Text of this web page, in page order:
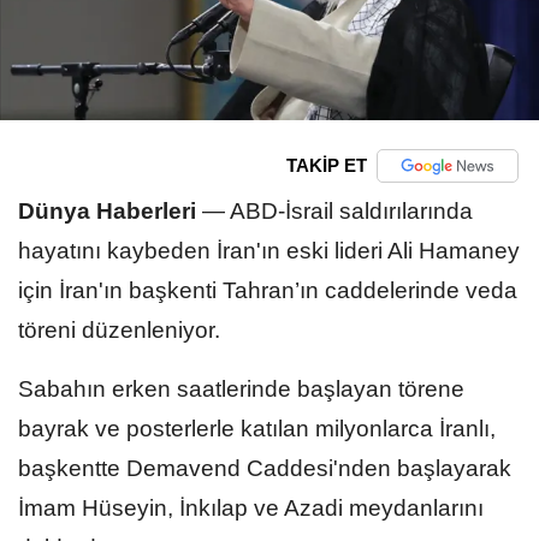
TAKİP ET
Dünya Haberleri —ABD-İsrail saldırılarında
hayatını kaybeden İran'ın eski lideri Ali Hamaney
için İran'ın başkenti Tahran’ın caddelerinde veda
töreni düzenleniyor.
Sabahın erken saatlerinde başlayan törene
bayrak ve posterlerle katılan milyonlarca İranlı,
başkentte Demavend Caddesi'nden başlayarak
İmam Hüseyin, İnkılap ve Azadi meydanlarını